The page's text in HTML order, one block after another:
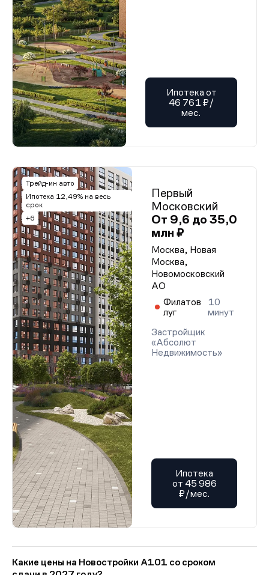
Ипотека от
46 761 ₽/
мес.
Трейд-ин авто
Ипотека 12,49% на весь
срок
+6
Первый
Московский
От 9,6 до 35,0
млн ₽
Москва, Новая
Москва,
Новомосковский
АО
Филатов
луг
10
минут
Застройщик
«Абсолют
Недвижимость»
Ипотека
от 45 986
₽/мес.
Какие цены на Новостройки А101 со сроком